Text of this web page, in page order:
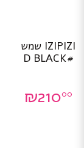
IZIPIZI שמש
#D BLACK
₪21000